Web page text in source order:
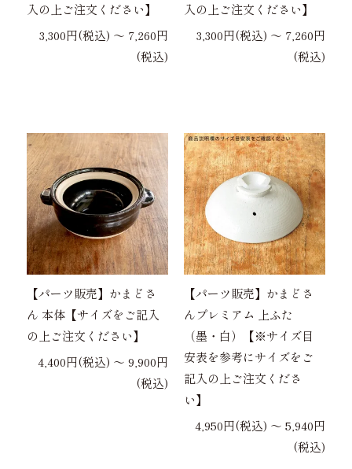
入の上ご注文ください】
3,300円(税込) 〜 7,260円
(税込)
入の上ご注文ください】
3,300円(税込) 〜 7,260円
(税込)
【パーツ販売】かまどさ
ん 本体【サイズをご記入
の上ご注文ください】
4,400円(税込) 〜 9,900円
(税込)
【パーツ販売】かまどさ
んプレミアム 上ふた
（墨・白）【※サイズ目
安表を参考にサイズをご
記入の上ご注文くださ
い】
4,950円(税込) 〜 5,940円
(税込)